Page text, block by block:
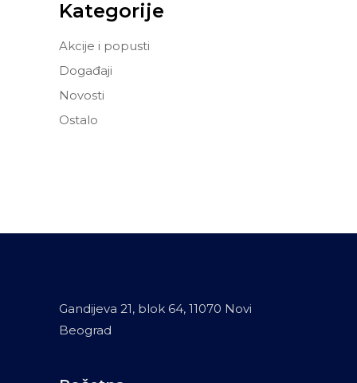
Kategorije
Akcije i popusti
Događaji
Novosti
Ostalo
Gandijeva 21, blok 64, 11070 Novi
Beograd